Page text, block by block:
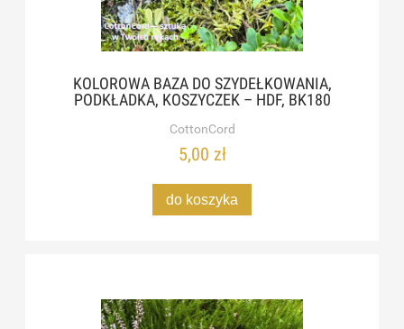
KOLOROWA BAZA DO SZYDEŁKOWANIA,
PODKŁADKA, KOSZYCZEK – HDF, BK180
CottonCord
5,00 zł
do koszyka